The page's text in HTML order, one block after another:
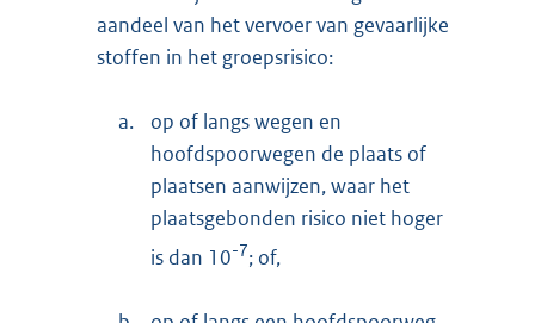
aandeel van het vervoer van gevaarlijke
stoffen in het groepsrisico:
a.
op of langs wegen en
hoofdspoorwegen de plaats of
plaatsen aanwijzen, waar het
plaatsgebonden risico niet hoger
is dan 10-7; of,